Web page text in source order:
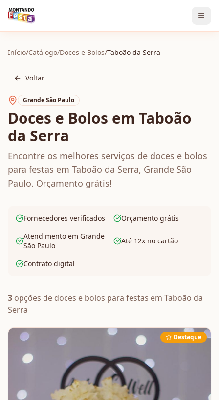
Início/Catálogo/Doces e Bolos/Taboão da Serra
Voltar
Grande São Paulo
Doces e Bolos em Taboão
da Serra
Encontre os melhores serviços de doces e bolos
para festas em Taboão da Serra, Grande São
Paulo. Orçamento grátis!
Fornecedores verificados
Orçamento grátis
Atendimento em Grande
São Paulo
Até 12x no cartão
Contrato digital
3 opções de doces e bolos para festas em Taboão da
Serra
Destaque